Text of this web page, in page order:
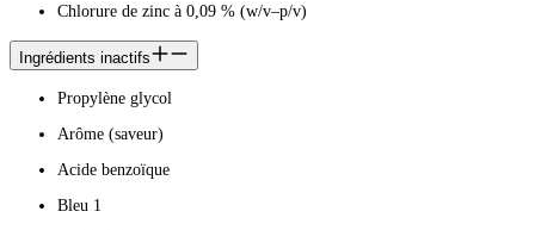
Chlorure de zinc à 0,09 % (w/v–p/v)
Ingrédients inactifs
Propylène glycol
Arôme (saveur)
Acide benzoïque
Bleu 1